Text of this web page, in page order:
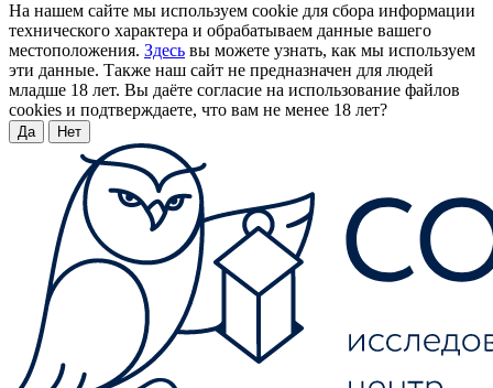
На нашем сайте мы используем cookie для сбора информации
технического характера и обрабатываем данные вашего
местоположения. Здесь вы можете узнать, как мы используем
эти данные. Также наш сайт не предназначен для людей
младше 18 лет. Вы даёте согласие на использование файлов
cookies и подтверждаете, что вам не менее 18 лет?
Да Нет